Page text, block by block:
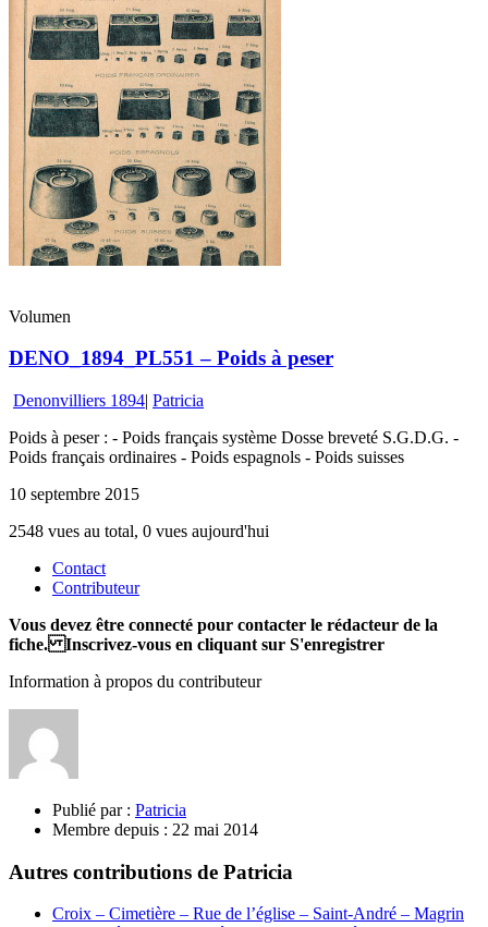
Volumen
DENO_1894_PL551 – Poids à peser
Denonvilliers 1894| Patricia
Poids à peser : - Poids français système Dosse breveté S.G.D.G. -
Poids français ordinaires - Poids espagnols - Poids suisses
10 septembre 2015
2548 vues au total, 0 vues aujourd'hui
Contact
Contributeur
Vous devez être connecté pour contacter le rédacteur de la
fiche. Inscrivez-vous en cliquant sur S'enregistrer
Information à propos du contributeur
Publié par : Patricia
Membre depuis : 22 mai 2014
Autres contributions de Patricia
Croix – Cimetière – Rue de l’église – Saint-André – Magrin